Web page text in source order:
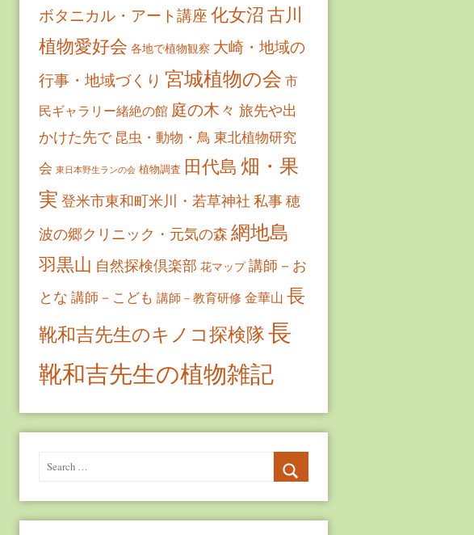
ボタニカル・アート講座 化女沼古川
植物愛好会 各地で植物観察 大崎・地域の
行事・地域づくり 宮城植物の会 市
民ギャラリー緒絶の館 庭の木々 旅先や出
かけた先で 昆虫・動物・鳥 東北植物研究
会 東日本野生ランの会 植物調査 田代島 畑・果
実 登米市東和町米川・若草神社 私事穂
波の郷クリニック・元気の森 網地島
羽黒山 自然探検倶楽部 花マップ 講師－お
とな 講師－こども 講師－教育研修 金華山 長
靴和吉先生のキノコ探検隊長
靴和吉先生の植物雑記
Search